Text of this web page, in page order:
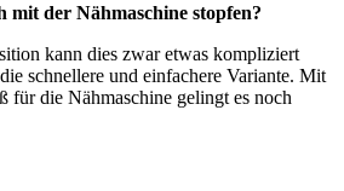
mit der Nähmaschine stopfen?
kann dies zwar etwas kompliziert
schnellere und einfachere Variante. Mit
für die Nähmaschine gelingt es noch